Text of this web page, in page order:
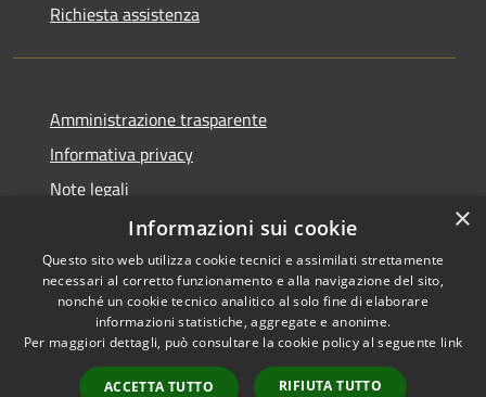
Richiesta assistenza
Amministrazione trasparente
Informativa privacy
Note legali
Dichiarazione di accessibilità
RSS
Accessibilità
Copyright © 2026 • Comune di
byMunicipium Accesso
×
Informazioni sui cookie
Questo sito web utilizza cookie tecnici e assimilati strettamente
necessari al corretto funzionamento e alla navigazione del sito,
nonché un cookie tecnico analitico al solo fine di elaborare
informazioni statistiche, aggregate e anonime.
Per maggiori dettagli, può consultare la cookie policy al seguente link
ACCETTA TUTTO RIFIUTA TUTTO